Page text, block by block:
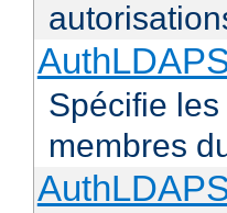
Spécifie
membres